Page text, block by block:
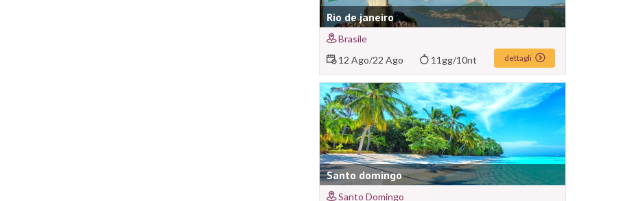
Rio de janeiro
Brasile
12 Ago/22 Ago 11gg/10nt dettagli
Santo domingo
Santo Domingo